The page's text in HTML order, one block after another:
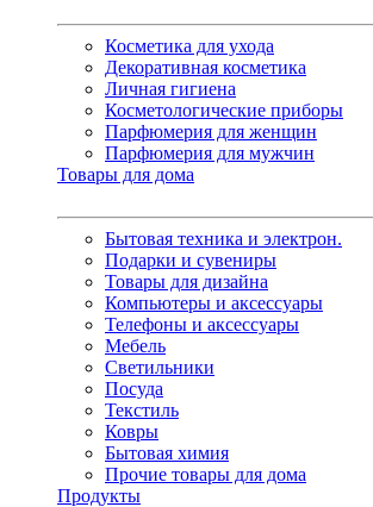
Косметика для ухода
Декоративная косметика
Личная гигиена
Косметологические приборы
Парфюмерия для женщин
Парфюмерия для мужчин
Товары для дома
Бытовая техника и электрон.
Подарки и сувениры
Товары для дизайна
Компьютеры и аксессуары
Телефоны и аксессуары
Мебель
Светильники
Посуда
Текстиль
Ковры
Бытовая химия
Прочие товары для дома
Продукты